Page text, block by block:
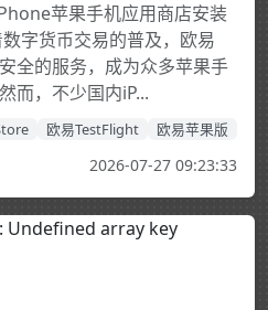
苹果手机应用商店安装
字货币交易的普及，欧易
全的服务，成为众多苹果手
而，不少国内iP...
欧易TestFlight 欧易苹果版
2026-07-27 09:23:33